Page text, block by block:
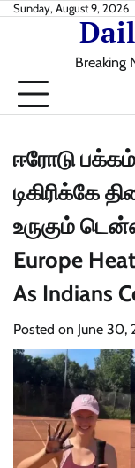
SkipSunday, August 9, 2026
Breaking
ஈரோடு
டிகிரிக்கே
உருகும்
Europe
As Indians
Posted on June 30,